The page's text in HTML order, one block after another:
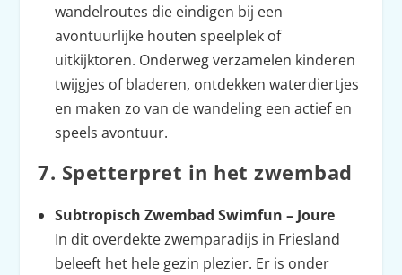
wandelroutes die eindigen bij een
avontuurlijke houten speelplek of
uitkijktoren. Onderweg verzamelen kinderen
twijgjes of bladeren, ontdekken waterdiertjes
en maken zo van de wandeling een actief en
speels avontuur.
7. Spetterpret in het zwembad
Subtropisch Zwembad Swimfun – Joure
In dit overdekte zwemparadijs in Friesland
beleeft het hele gezin plezier. Er is onder